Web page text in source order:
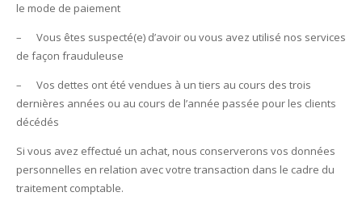
le mode de paiement
– Vous êtes suspecté(e) d’avoir ou vous avez utilisé nos services
de façon frauduleuse
– Vos dettes ont été vendues à un tiers au cours des trois
dernières années ou au cours de l’année passée pour les clients
décédés
Si vous avez effectué un achat, nous conserverons vos données
personnelles en relation avec votre transaction dans le cadre du
traitement comptable.